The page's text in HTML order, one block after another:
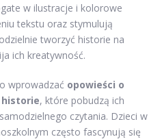
w ilustracje i kolorowe
tekstu oraz stymulują
tworzyć historie na
ich kreatywność.
wprowadzać opowieści o
, które pobudzą ich
czytania. Dzieci w
często fascynują się